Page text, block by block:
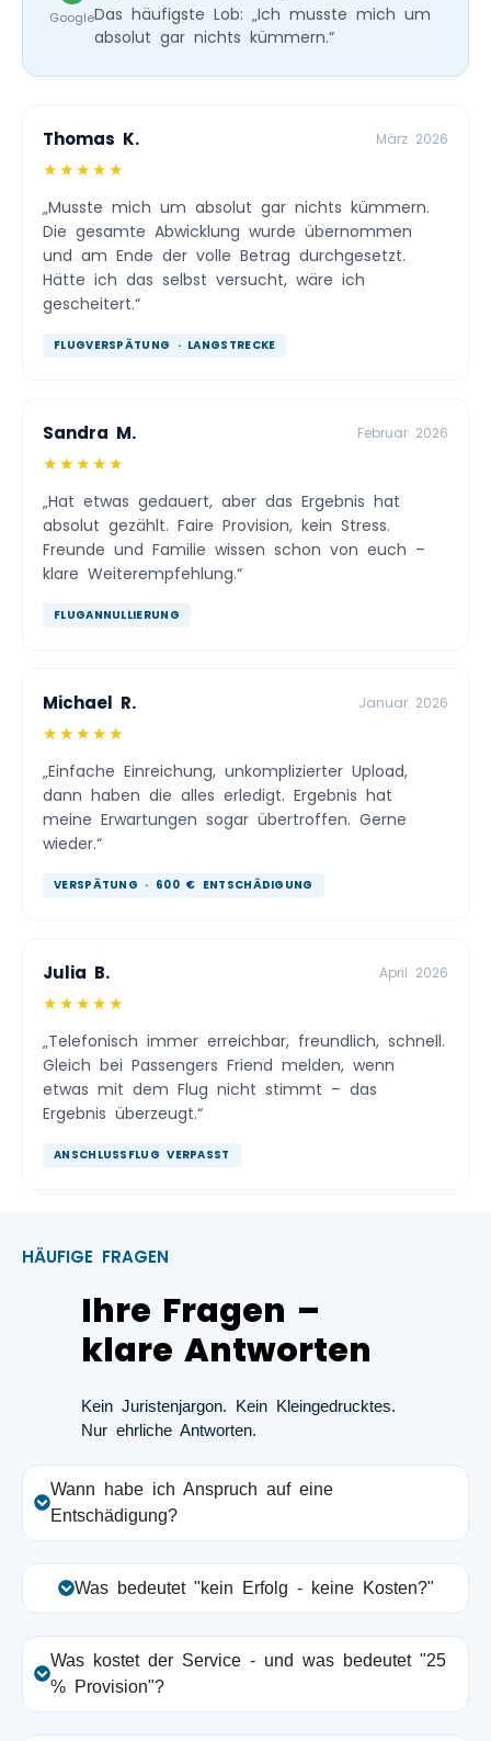
GoogleDas häufigste Lob: „Ich musste mich um
absolut gar nichts kümmern.“
Thomas K. März 2026
★★★★★
„Musste mich um absolut gar nichts kümmern.
Die gesamte Abwicklung wurde übernommen
und am Ende der volle Betrag durchgesetzt.
Hätte ich das selbst versucht, wäre ich
gescheitert.“
FLUGVERSPÄTUNG · LANGSTRECKE
Sandra M. Februar 2026
★★★★★
„Hat etwas gedauert, aber das Ergebnis hat
absolut gezählt. Faire Provision, kein Stress.
Freunde und Familie wissen schon von euch –
klare Weiterempfehlung.“
FLUGANNULLIERUNG
Michael R. Januar 2026
★★★★★
„Einfache Einreichung, unkomplizierter Upload,
dann haben die alles erledigt. Ergebnis hat
meine Erwartungen sogar übertroffen. Gerne
wieder.“
VERSPÄTUNG · 600 € ENTSCHÄDIGUNG
Julia B. April 2026
★★★★★
„Telefonisch immer erreichbar, freundlich, schnell.
Gleich bei Passengers Friend melden, wenn
etwas mit dem Flug nicht stimmt – das
Ergebnis überzeugt.“
ANSCHLUSSFLUG VERPASST
HÄUFIGE FRAGEN
Ihre Fragen –
klare Antworten
Kein Juristenjargon. Kein Kleingedrucktes.
Nur ehrliche Antworten.
Wann habe ich Anspruch auf eine
Entschädigung?
Was bedeutet "kein Erfolg - keine Kosten?"
Was kostet der Service - und was bedeutet "25
% Provision"?